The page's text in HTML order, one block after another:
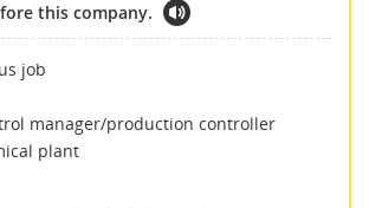
this company.
job
manager/production controller
plant